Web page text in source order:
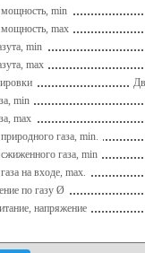
min
max
min
max
min
max
газа, min.
газа, min
на входе, max.
по газу Ø
напряжение